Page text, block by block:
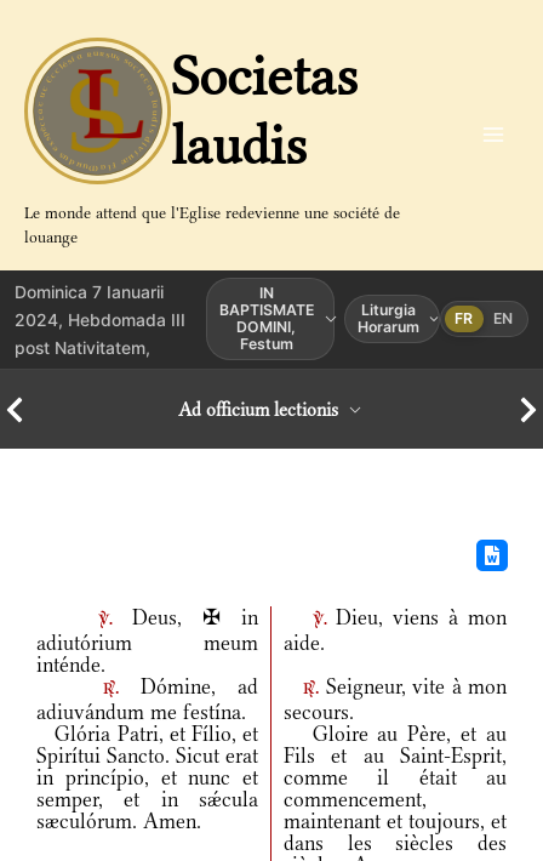
contenu
Societas
laudis
Le monde attend que l'Eglise redevienne une société de
louange
Dominica 7 Ianuarii
2024, Hebdomada III
post Nativitatem,
IN
BAPTISMATE
DOMINI,
Festum
Liturgia
Horarum
FR EN
Ad officium lectionis
v.Deus, ✠ in
adiutórium meum
inténde.
v.Dieu, viens à mon
aide.
r.Dómine, ad
adiuvándum me festína.
r. Seigneur, vite à mon
secours.
Glória Patri, et Fílio, et
Spirítui Sancto. Sicut erat
in princípio, et nunc et
semper, et in sǽcula
sæculórum. Amen.
Gloire au Père, et au
Fils et au Saint-Esprit,
comme il était au
commencement,
maintenant et toujours, et
dans les siècles des